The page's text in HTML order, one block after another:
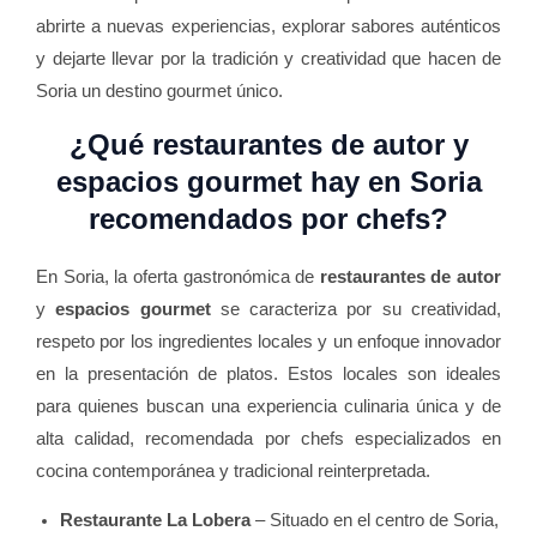
abrirte a nuevas experiencias, explorar sabores auténticos
y dejarte llevar por la tradición y creatividad que hacen de
Soria un destino gourmet único.
¿Qué restaurantes de autor y
espacios gourmet hay en Soria
recomendados por chefs?
En Soria, la oferta gastronómica de restaurantes de autor
yespacios gourmetse caracteriza por su creatividad,
respeto por los ingredientes locales y un enfoque innovador
en la presentación de platos. Estos locales son ideales
para quienes buscan una experiencia culinaria única y de
alta calidad, recomendada por chefs especializados en
cocina contemporánea y tradicional reinterpretada.
Restaurante La Lobera– Situado en el centro de Soria,